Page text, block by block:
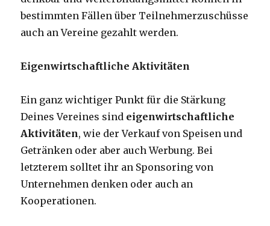
bestimmten Fällen über Teilnehmerzuschüsse
auch an Vereine gezahlt werden.
Eigenwirtschaftliche Aktivitäten
Ein ganz wichtiger Punkt für die Stärkung
Deines Vereines sind eigenwirtschaftliche
Aktivitäten, wie der Verkauf von Speisen und
Getränken oder aber auch Werbung. Bei
letzterem solltet ihr an Sponsoring von
Unternehmen denken oder auch an
Kooperationen.